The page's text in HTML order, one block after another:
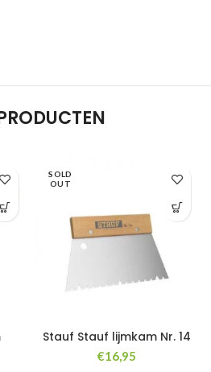
SOLD
OUT
Stauf Stauf lijmkam Nr. 14
€16,95